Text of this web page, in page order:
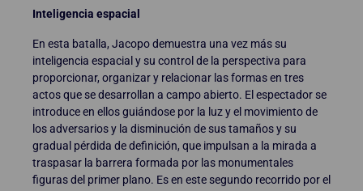
Inteligencia espacial
En esta batalla, Jacopo demuestra una vez más su
inteligencia espacial y su control de la perspectiva para
proporcionar, organizar y relacionar las formas en tres
actos que se desarrollan a campo abierto. El espectador se
introduce en ellos guiándose por la luz y el movimiento de
los adversarios y la disminución de sus tamaños y su
gradual pérdida de definición, que impulsan a la mirada a
traspasar la barrera formada por las monumentales
figuras del primer plano. Es en este segundo recorrido por el